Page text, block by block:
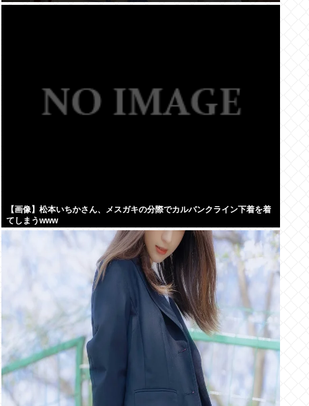
【画像】松本いちかさん、メスガキの分際でカルバンクライン下着を着
てしまうwww